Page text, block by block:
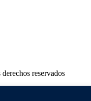
reservados